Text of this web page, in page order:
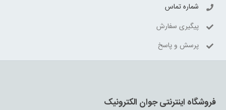
شماره تماس
پیگیری سفارش
پرسش و پاسخ
فروشگاه اینترنتی جوان الکترونیک